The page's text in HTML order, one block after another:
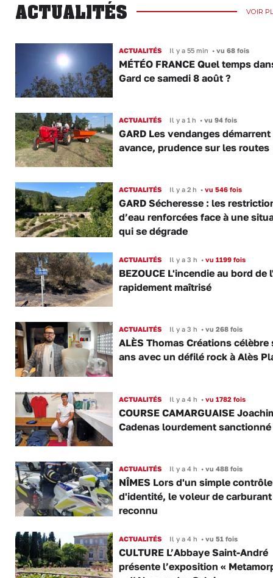
ACTUALITÉS VOIR
ACTUALITÉS Il y a 55 min •vu 68 fois
MÉTÉO FRANCE Quel temps
Gard ce samedi 8 août ?
ACTUALITÉS Il y a 1 h •vu 94 fois
GARD Les vendanges démarrent
avance, prudence sur les routes
ACTUALITÉS Il y a 2 h •vu 546 fois
GARD Sécheresse : les
d’eau renforcées face à une
qui se dégrade
ACTUALITÉS Il y a 3 h •vu 1199 fois
BEZOUCE L'incendie au bord de
rapidement maîtrisé
ACTUALITÉS Il y a 3 h •vu 268 fois
ALÈS Thomas Créations célèbre
ans avec un défilé rock à Alès
ACTUALITÉS Il y a 4 h •vu 1782 fois
COURSE CAMARGUAISE
Cadenas lourdement sanctionné
ACTUALITÉS Il y a 4 h •vu 488 fois
NÎMES Lors d'un simple contrôle
d'identité, le voleur de
reconnu
ACTUALITÉS Il y a 4 h •vu 51 fois
CULTURE L’Abbaye Saint-André
présente l’exposition «